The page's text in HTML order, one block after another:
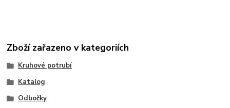
Zboží zařazeno v kategoriích
Kruhové potrubí
Katalog
Odbočky